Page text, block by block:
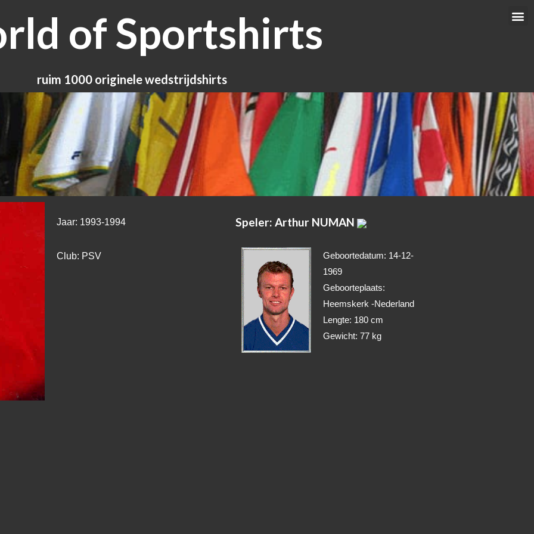
of Sportshirts
ruim 1000 originele wedstrijdshirts
Jaar: 1993-1994
Club: PSV
Speler: Arthur NUMAN
Geboortedatum: 14-12-
1969
Geboorteplaats:
Heemskerk -Nederland
Lengte: 180 cm
Gewicht: 77 kg